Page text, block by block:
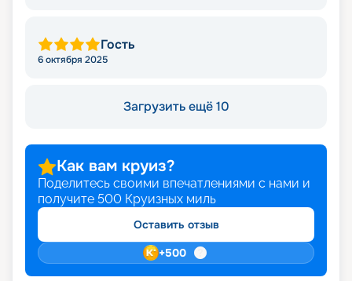
Гость
6 октября 2025
Загрузить ещё 10
Как вам круиз?
Поделитесь своими впечатлениями с нами и
получите 500 Круизных миль
Оставить отзыв
+500